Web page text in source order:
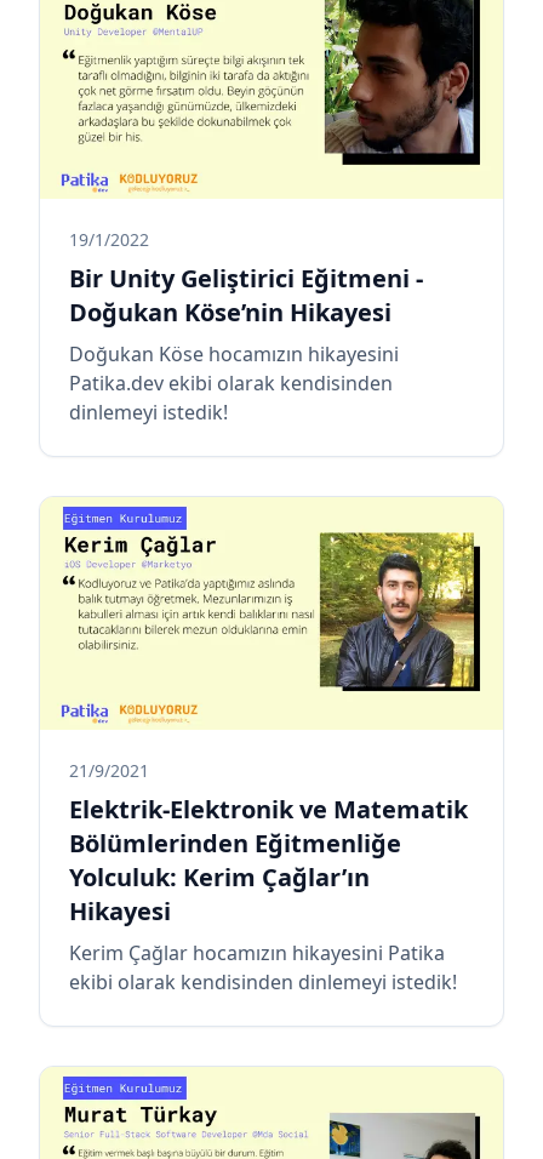
19/1/2022
Bir Unity Geliştirici Eğitmeni -
Doğukan Köse’nin Hikayesi
Doğukan Köse hocamızın hikayesini
Patika.dev ekibi olarak kendisinden
dinlemeyi istedik!
21/9/2021
Elektrik-Elektronik ve Matematik
Bölümlerinden Eğitmenliğe
Yolculuk: Kerim Çağlar’ın
Hikayesi
Kerim Çağlar hocamızın hikayesini Patika
ekibi olarak kendisinden dinlemeyi istedik!